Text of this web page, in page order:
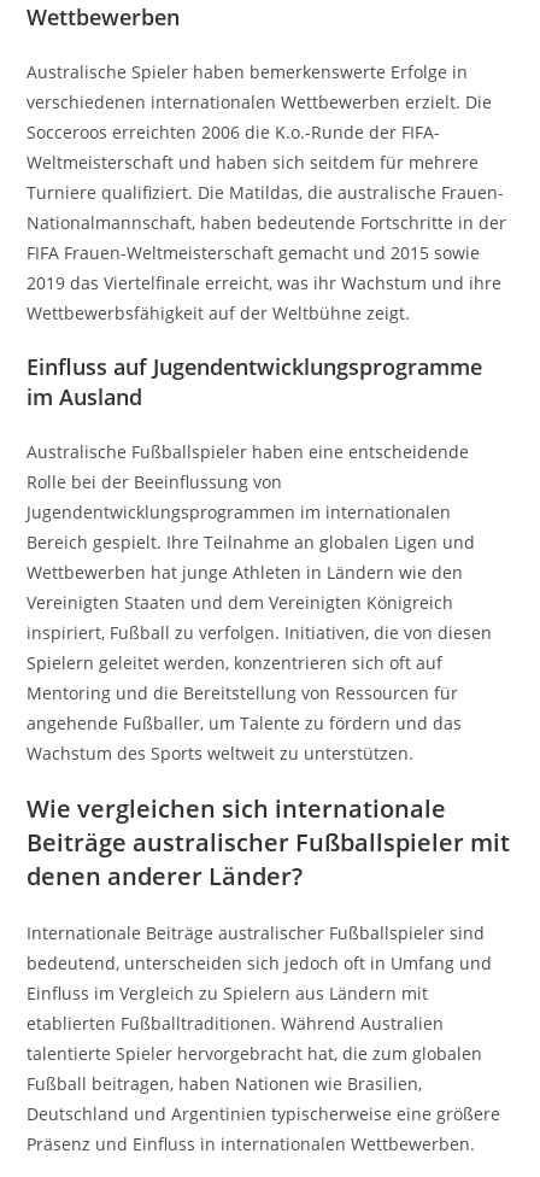
Wettbewerben
Australische Spieler haben bemerkenswerte Erfolge in
verschiedenen internationalen Wettbewerben erzielt. Die
Socceroos erreichten 2006 die K.o.-Runde der FIFA-
Weltmeisterschaft und haben sich seitdem für mehrere
Turniere qualifiziert. Die Matildas, die australische Frauen-
Nationalmannschaft, haben bedeutende Fortschritte in der
FIFA Frauen-Weltmeisterschaft gemacht und 2015 sowie
2019 das Viertelfinale erreicht, was ihr Wachstum und ihre
Wettbewerbsfähigkeit auf der Weltbühne zeigt.
Einfluss auf Jugendentwicklungsprogramme
im Ausland
Australische Fußballspieler haben eine entscheidende
Rolle bei der Beeinflussung von
Jugendentwicklungsprogrammen im internationalen
Bereich gespielt. Ihre Teilnahme an globalen Ligen und
Wettbewerben hat junge Athleten in Ländern wie den
Vereinigten Staaten und dem Vereinigten Königreich
inspiriert, Fußball zu verfolgen. Initiativen, die von diesen
Spielern geleitet werden, konzentrieren sich oft auf
Mentoring und die Bereitstellung von Ressourcen für
angehende Fußballer, um Talente zu fördern und das
Wachstum des Sports weltweit zu unterstützen.
Wie vergleichen sich internationale
Beiträge australischer Fußballspieler mit
denen anderer Länder?
Internationale Beiträge australischer Fußballspieler sind
bedeutend, unterscheiden sich jedoch oft in Umfang und
Einfluss im Vergleich zu Spielern aus Ländern mit
etablierten Fußballtraditionen. Während Australien
talentierte Spieler hervorgebracht hat, die zum globalen
Fußball beitragen, haben Nationen wie Brasilien,
Deutschland und Argentinien typischerweise eine größere
Präsenz und Einfluss in internationalen Wettbewerben.